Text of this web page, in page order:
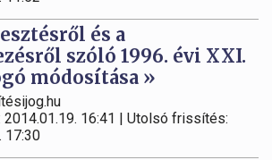
és a
szóló 1996. évi XXI.
módosítása »
2014.01.19. 16:41 | Utolsó frissítés:
17:30